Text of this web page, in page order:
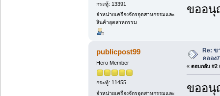
กระทู้: 13391
จำหน่ายเครื่องจักรอุตสาหกรรมและ
สินค้าอุตสาหกรรม
ขออนุ
publicpost99
Hero Member
กระทู้: 11455
จำหน่ายเครื่องจักรอุตสาหกรรมและ
Re:
คลอง
« ตอบกลับ #2
ขออนุ